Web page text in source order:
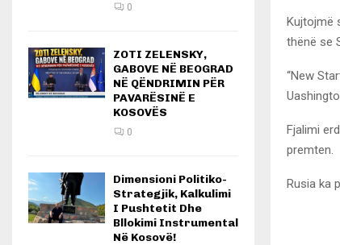
Kujtojmë
thënë se
“New
Fjalimi
premten.
Rusia ka
0
ZOTI ZELENSKY,
GABOVE NË BEOGRAD
NË QËNDRIMIN PËR
PAVARËSINË E
KOSOVËS
0
Dimensioni Politiko-
Strategjik, Kalkulimi
I Pushtetit Dhe
Bllokimi Instrumental
Në Kosovë!